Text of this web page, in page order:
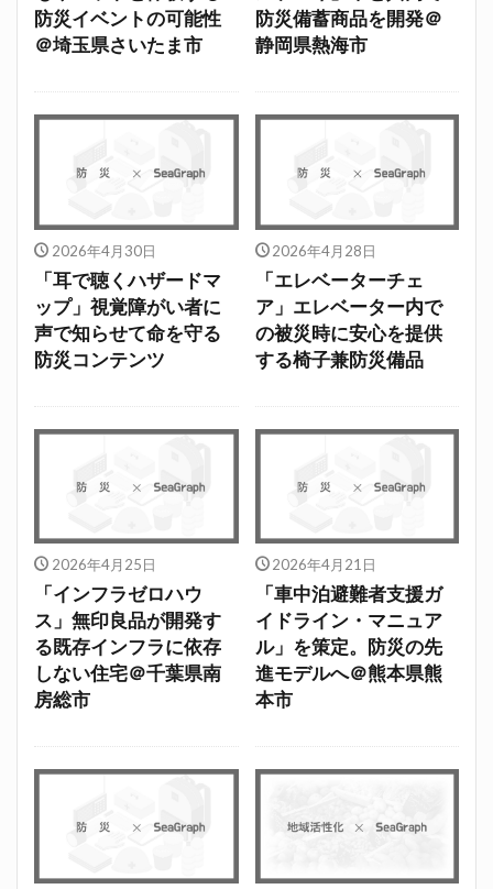
防災イベントの可能性
＠埼玉県さいたま市
防災備蓄商品を開発＠
静岡県熱海市
2026年4月30日
「耳で聴くハザードマ
ップ」視覚障がい者に
声で知らせて命を守る
防災コンテンツ
2026年4月28日
「エレベーターチェ
ア」エレベーター内で
の被災時に安心を提供
する椅子兼防災備品
2026年4月25日
「インフラゼロハウ
ス」無印良品が開発す
る既存インフラに依存
しない住宅＠千葉県南
房総市
2026年4月21日
「車中泊避難者支援ガ
イドライン・マニュア
ル」を策定。防災の先
進モデルへ＠熊本県熊
本市